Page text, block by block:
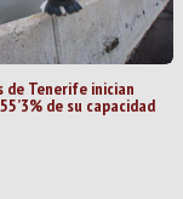
de Tenerife inician
de su capacidad